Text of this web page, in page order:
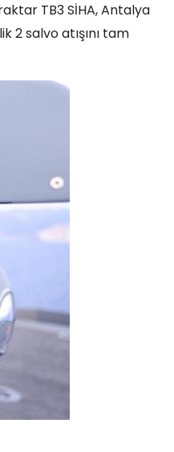
TB3 SİHA, Antalya
2 salvo atışını tam